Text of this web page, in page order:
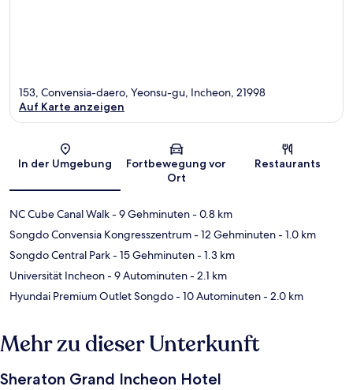
Karte
153, Convensia-daero, Yeonsu-gu, Incheon, 21998
Auf Karte anzeigen
In der Umgebung
Fortbewegung vor
Ort
Restaurants
NC Cube Canal Walk- 9 Gehminuten- 0.8 km
Songdo Convensia Kongresszentrum- 12 Gehminuten- 1.0 km
Songdo Central Park- 15 Gehminuten- 1.3 km
Universität Incheon- 9 Autominuten- 2.1 km
Hyundai Premium Outlet Songdo- 10 Autominuten- 2.0 km
Mehr zu dieser Unterkunft
Sheraton Grand Incheon Hotel